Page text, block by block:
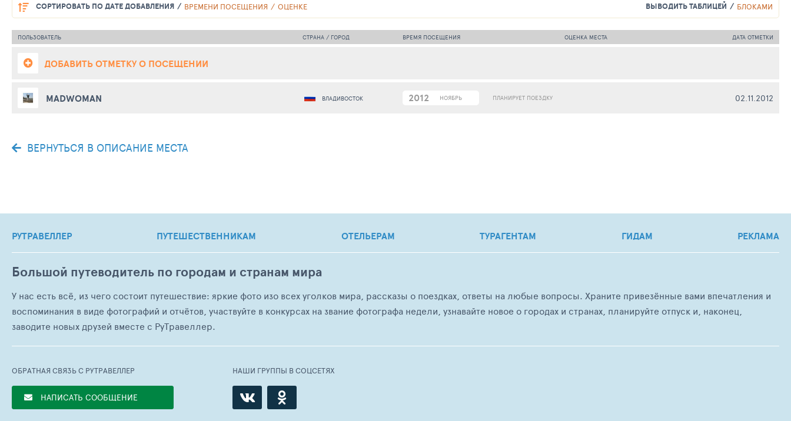
СОРТИРОВАТЬ ПО ДАТЕ ДОБАВЛЕНИЯ ВРЕМЕНИ ПОСЕЩЕНИЯ ОЦЕНКЕ ВЫВОДИТЬ ТАБЛИЦЕЙ БЛОКАМИ
ПОЛЬЗОВАТЕЛЬ СТРАНА / ГОРОД ВРЕМЯ ПОСЕЩЕНИЯ ОЦЕНКА МЕСТА ДАТА ОТМЕТКИ
ДОБАВИТЬ ОТМЕТКУ О ПОСЕЩЕНИИ
MADWOMAN ВЛАДИВОСТОК 2012 НОЯБРЬ ПЛАНИРУЕТ ПОЕЗДКУ 02.11.2012
ВЕРНУТЬСЯ В ОПИСАНИЕ МЕСТА
РУТРАВЕЛЛЕР ПУТЕШЕСТВЕННИКАМ ОТЕЛЬЕРАМ ТУРАГЕНТАМ ГИДАМ РЕКЛАМА
Большой путеводитель по городам и странам мира
У нас есть всё, из чего состоит путешествие: яркие фото изо всех уголков мира, рассказы о поездках, ответы на любые вопросы. Храните привезённые вами впечатления и
воспоминания в виде фотографий и отчётов, участвуйте в конкурсах на звание фотографа недели, узнавайте новое о городах и странах, планируйте отпуск и, наконец,
заводите новых друзей вместе с РуТравеллер.
ОБРАТНАЯ СВЯЗЬ С РУТРАВЕЛЛЕР
НАПИСАТЬ СООБЩЕНИЕ
НАШИ ГРУППЫ В СОЦСЕТЯХ